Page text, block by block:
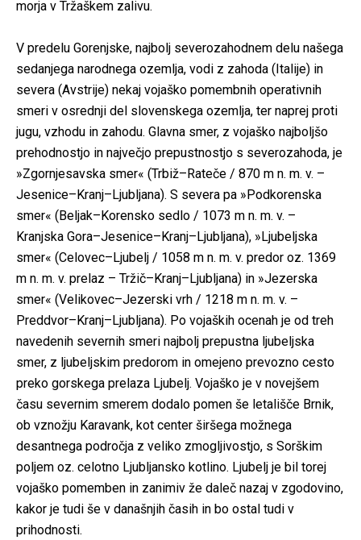
morja v Tržaškem zalivu.
V predelu Gorenjske, najbolj severozahodnem delu našega
sedanjega narodnega ozemlja, vodi z zahoda (Italije) in
severa (Avstrije) nekaj vojaško pomembnih operativnih
smeri v osrednji del slovenskega ozemlja, ter naprej proti
jugu, vzhodu in zahodu. Glavna smer, z vojaško najboljšo
prehodnostjo in največjo prepustnostjo s severozahoda, je
»Zgornjesavska smer« (Trbiž–Rateče / 870 m n. m. v. –
Jesenice–Kranj–Ljubljana). S severa pa »Podkorenska
smer« (Beljak–Korensko sedlo / 1073 m n. m. v. –
Kranjska Gora–Jesenice–Kranj–Ljubljana), »Ljubeljska
smer« (Celovec–Ljubelj / 1058 m n. m. v. predor oz. 1369
m n. m. v. prelaz – Tržič–Kranj–Ljubljana) in »Jezerska
smer« (Velikovec–Jezerski vrh / 1218 m n. m. v. –
Preddvor–Kranj–Ljubljana). Po vojaških ocenah je od treh
navedenih severnih smeri najbolj prepustna ljubeljska
smer, z ljubeljskim predorom in omejeno prevozno cesto
preko gorskega prelaza Ljubelj. Vojaško je v novejšem
času severnim smerem dodalo pomen še letališče Brnik,
ob vznožju Karavank, kot center širšega možnega
desantnega področja z veliko zmogljivostjo, s Sorškim
poljem oz. celotno Ljubljansko kotlino. Ljubelj je bil torej
vojaško pomemben in zanimiv že daleč nazaj v zgodovino,
kakor je tudi še v današnjih časih in bo ostal tudi v
prihodnosti.